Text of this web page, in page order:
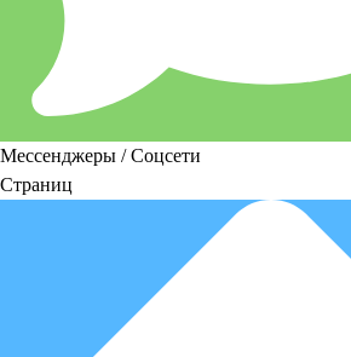
Мессенджеры / Соцсети
Страниц